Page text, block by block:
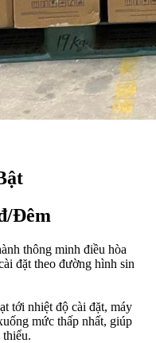
Đêm​
thông minh điều hòa
đặt theo đường hình sin
tới nhiệt độ cài đặt, máy
mức thấp nhất, giúp